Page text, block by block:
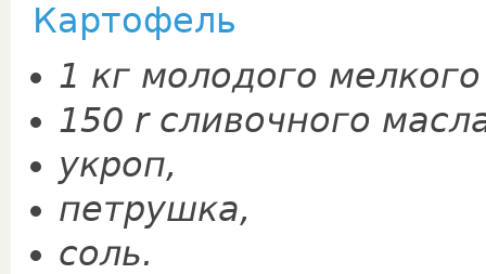
Картофель
1 кг молодого
150 r сливочного
укроп,
петрушка,
соль.